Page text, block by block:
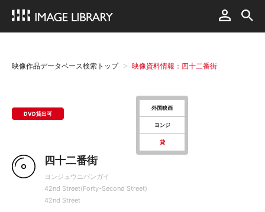
映像作品データベース検索トップ 映像資料情報：四十二番街
DVD貸出可
外国映画
ヨンジ
貸
四十二番街
ヨンジュウニバンガイ
42nd Street(Forty-Second Street)
42nd Street